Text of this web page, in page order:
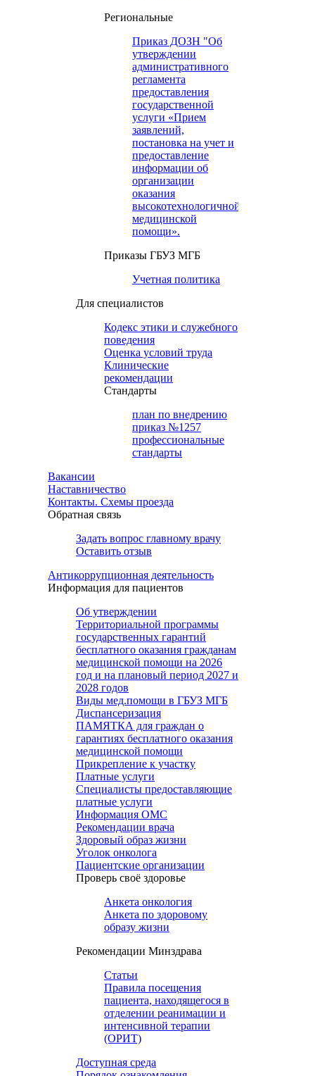
Региональные
Приказ ДОЗН "Об
утверждении
административного
регламента
предоставления
государственной
услуги «Прием
заявлений,
постановка на учет и
предоставление
информации об
организации
оказания
высокотехнологичной
медицинской
помощи».
Приказы ГБУЗ МГБ
Учетная политика
Для специалистов
Кодекс этики и служебного
поведения
Оценка условий труда
Клинические
рекомендации
Cтандарты
план по внедрению
приказ №1257
профессиональные
стандарты
Вакансии
Наставничество
Контакты. Схемы проезда
Обратная связь
Задать вопрос главному врачу
Оставить отзыв
Антикоррупционная деятельность
Информация для пациентов
Об утверждении
Территориальной программы
государственных гарантий
бесплатного оказания гражданам
медицинской помощи на 2026
год и на плановый период 2027 и
2028 годов
Виды мед.помощи в ГБУЗ МГБ
Диспансеризация
ПАМЯТКА для граждан о
гарантиях бесплатного оказания
медицинской помощи
Прикрепление к участку
Платные услуги
Специалисты предоставляющие
платные услуги
Информация ОМС
Рекомендации врача
Здоровый образ жизни
Уголок онколога
Пациентские организации
Проверь своё здоровье
Анкета онкология
Анкета по здоровому
образу жизни
Рекомендации Минздрава
Статьи
Правила посещения
пациента, находящегося в
отделении реанимации и
интенсивной терапии
(ОРИТ)
Доступная среда